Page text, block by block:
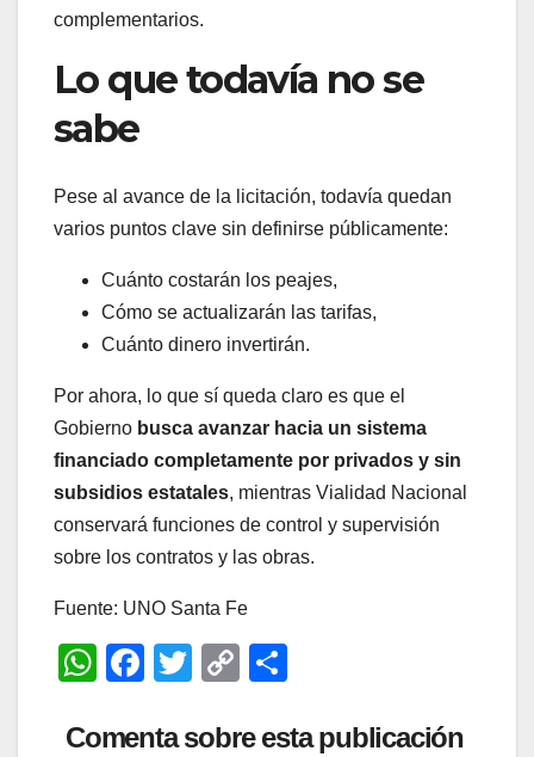
complementarios.
Lo que todavía no se
sabe
Pese al avance de la licitación, todavía quedan
varios puntos clave sin definirse públicamente:
Cuánto costarán los peajes,
Cómo se actualizarán las tarifas,
Cuánto dinero invertirán.
Por ahora, lo que sí queda claro es que el
Gobierno busca avanzar hacia un sistema
financiado completamente por privados y sin
subsidios estatales, mientras Vialidad Nacional
conservará funciones de control y supervisión
sobre los contratos y las obras.
Fuente: UNO Santa Fe
W
at
F
c
T
tt
C
p
m
Comenta sobre esta publicación